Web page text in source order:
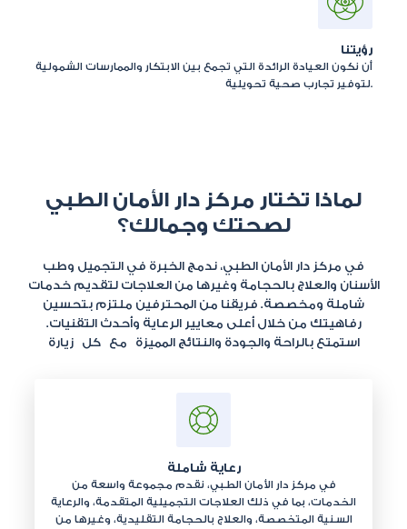
رؤيتنا
أن نكون العيادة الرائدة التي تجمع بين الابتكار والممارسات الشمولية
لتوفير تجارب صحية تحويلية.
لماذا تختار مركز دار الأمان الطبي
لصحتك وجمالك؟
في مركز دار الأمان الطبي، ندمج الخبرة في التجميل وطب
الأسنان والعلاج بالحجامة وغيرها من العلاجات لتقديم خدمات
شاملة ومخصصة. فريقنا من المحترفين ملتزم بتحسين
رفاهيتك من خلال أعلى معايير الرعاية وأحدث التقنيات.
استمتع بالراحة والجودة والنتائج المميزة مع كل زيارة
رعاية شاملة
في مركز دار الأمان الطبي، نقدم مجموعة واسعة من
الخدمات، بما في ذلك العلاجات التجميلية المتقدمة، والرعاية
السنية المتخصصة، والعلاج بالحجامة التقليدية، وغيرها من